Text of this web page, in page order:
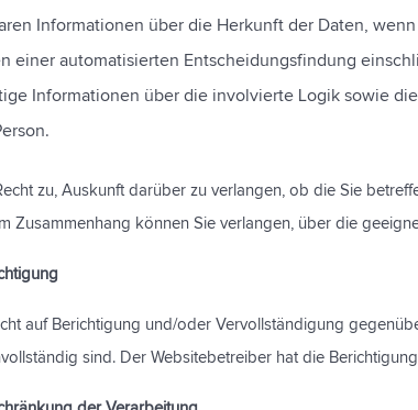
Informationen über die Herkunft der Daten,
einer automatisierten Entscheidungsfindung
Informationen über die involvierte Logik sowie
zu, Auskunft darüber zu verlangen, ob die Sie
Zusammenhang können Sie verlangen, über die
auf Berichtigung und/oder Vervollständigung
sind. Der Websitebetreiber hat die